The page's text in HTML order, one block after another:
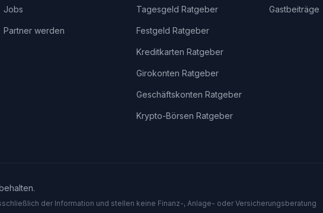
Jobs
Partner werden
Tagesgeld Ratgeber
Festgeld Ratgeber
Kreditkarten Ratgeber
Girokonten Ratgeber
Geschäftskonten Ratgeber
Krypto-Börsen Ratgeber
Gastbeiträge
der Information und stellen keine Finanz-, Anlage- oder Versicherungsberatung